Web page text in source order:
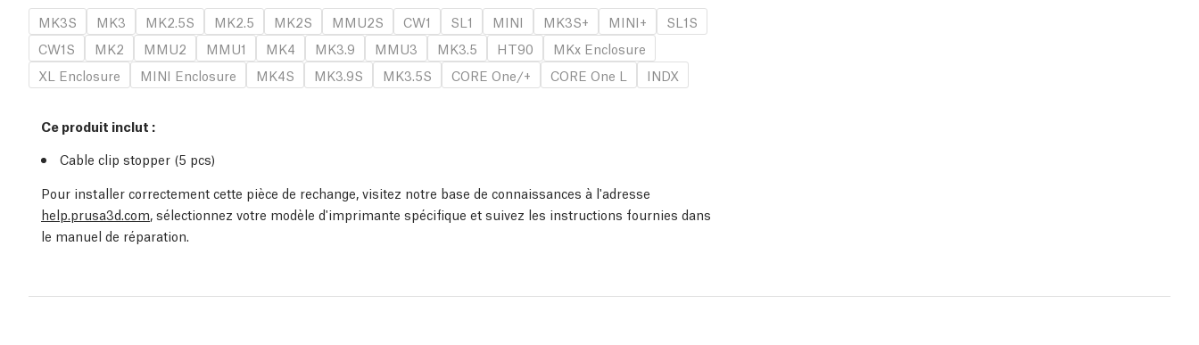
MK3S
MK3 MK2.5S MK2.5 MK2S MMU2S CW1 SL1 MINI MK3S+ MINI+
SL1S
CW1S
MK2 MMU2 MMU1 MK4 MK3.9 MMU3 MK3.5 HT90
MKx Enclosure
XL Enclosure
MINI Enclosure MK4S MK3.9S MK3.5S CORE One/+ CORE One L INDX
Ce produit inclut :
Cable clip stopper (5 pcs)
Pour installer correctement cette pièce de rechange, visitez notre base de connaissances à l'adresse
help.prusa3d.com, sélectionnez votre modèle d'imprimante spécifique et suivez les instructions fournies dans
le manuel de réparation.